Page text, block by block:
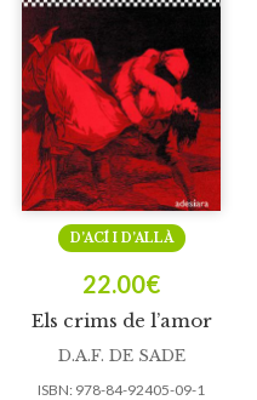
Els crims de l’amor
D’ACÍ I D’ALLÀ
22.00€
D.A.F. DE SADE
ISBN: 978-84-92405-09-1